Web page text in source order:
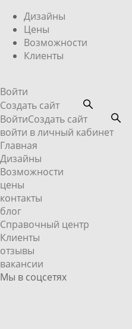
Дизайны
Цены
Возможности
Клиенты
Войти
Создать сайт
ВойтиСоздать сайт
войти в личный кабинет
Главная
Дизайны
Возможности
цены
контакты
блог
Справочный центр
Клиенты
отзывы
вакансии
Мы в соцсетях